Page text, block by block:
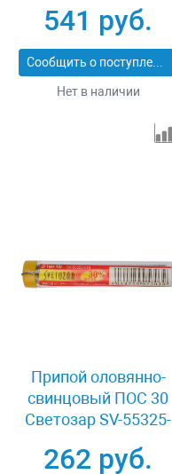
541 руб.
Сообщить о поступлении
Нет в наличии
Припой оловянно-
свинцовый ПОС 30
Светозар SV-55325-
262 руб.